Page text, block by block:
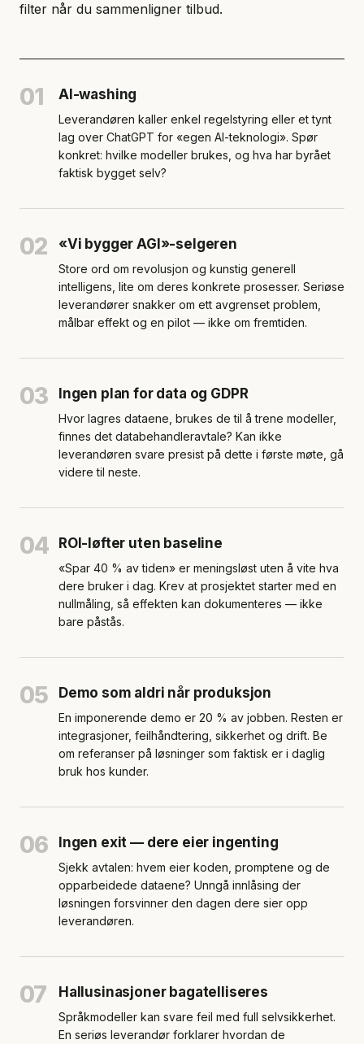
filter når du sammenligner tilbud.
01 AI-washing
Leverandøren kaller enkel regelstyring eller et tynt
lag over ChatGPT for «egen AI-teknologi». Spør
konkret: hvilke modeller brukes, og hva har byrået
faktisk bygget selv?
02 «Vi bygger AGI»-selgeren
Store ord om revolusjon og kunstig generell
intelligens, lite om deres konkrete prosesser. Seriøse
leverandører snakker om ett avgrenset problem,
målbar effekt og en pilot — ikke om fremtiden.
03 Ingen plan for data og GDPR
Hvor lagres dataene, brukes de til å trene modeller,
finnes det databehandleravtale? Kan ikke
leverandøren svare presist på dette i første møte, gå
videre til neste.
04 ROI-løfter uten baseline
«Spar 40 % av tiden» er meningsløst uten å vite hva
dere bruker i dag. Krev at prosjektet starter med en
nullmåling, så effekten kan dokumenteres — ikke
bare påstås.
05 Demo som aldri når produksjon
En imponerende demo er 20 % av jobben. Resten er
integrasjoner, feilhåndtering, sikkerhet og drift. Be
om referanser på løsninger som faktisk er i daglig
bruk hos kunder.
06 Ingen exit — dere eier ingenting
Sjekk avtalen: hvem eier koden, promptene og de
opparbeidede dataene? Unngå innlåsing der
løsningen forsvinner den dagen dere sier opp
leverandøren.
07 Hallusinasjoner bagatelliseres
Språkmodeller kan svare feil med full selvsikkerhet.
En seriøs leverandør forklarer hvordan de